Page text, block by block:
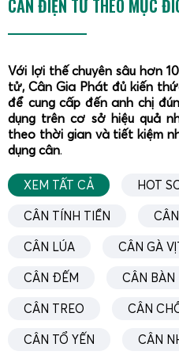
Trong khâu tách múi, đóng
múi sầu riêng đông lạnh,
CÂN ĐIỆN TỬ THEO MỤC
Với lợi thế chuyên sâu hơn
tử, Cân Gia Phát đủ kiến
để cung cấp đến anh chị
dụng trên cơ sở hiệu quả
theo thời gian và tiết kiệm
dụng cân.
XEM TẤT CẢ HOT
CÂN TÍNH TIỀN
CÂN LÚA CÂN GÀ
CÂN ĐẾM CÂN BÀN
CÂN TREO CÂN
CÂN TỔ YẾN CÂN